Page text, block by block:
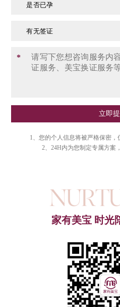
是否已孕
有无签证
*
立即
1、您的个人信息将被严格保密，
2、24H内为您制定专属方案
家有美宝 时光